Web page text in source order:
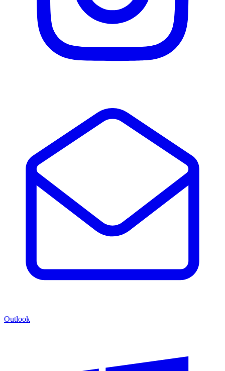
Outlook